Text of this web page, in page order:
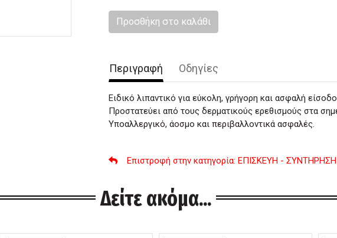
Προσθήκη στο καλάθι
Περιγραφή Οδηγίες
Ειδικό λιπαντικό για εύκολη, γρήγορη και ασφαλή
Προστατεύει από τους δερματικούς ερεθισμούς στα
Υποαλλεργικό, άοσμο και περιβαλλοντικά ασφαλές.
Επιστροφή στην κατηγορία: ΕΠΙΣΚΕΥΗ - ΣΥΝΤΗΡΗΣΗ
Δείτε ακόμα...